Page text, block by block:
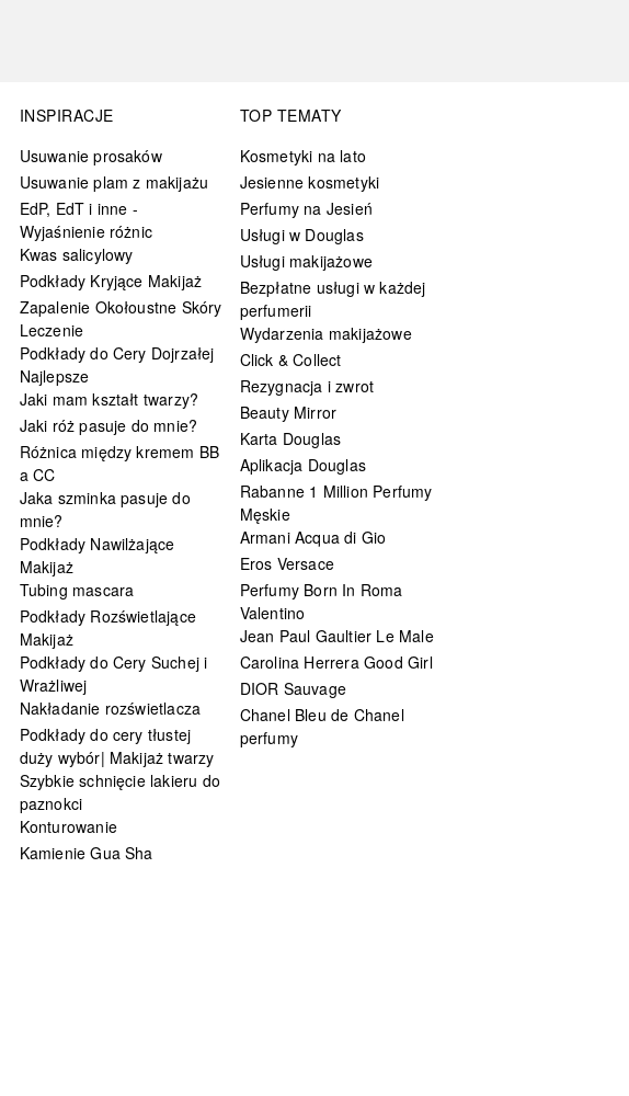
INSPIRACJE
Usuwanie prosaków
Usuwanie plam z makijażu
EdP, EdT i inne -
Wyjaśnienie różnic
Kwas salicylowy
Podkłady Kryjące Makijaż
Zapalenie Okołoustne Skóry
Leczenie
Podkłady do Cery Dojrzałej
Najlepsze
Jaki mam kształt twarzy?
Jaki róż pasuje do mnie?
Różnica między kremem BB
a CC
Jaka szminka pasuje do
mnie?
Podkłady Nawilżające
Makijaż
Tubing mascara
Podkłady Rozświetlające
Makijaż
Podkłady do Cery Suchej i
Wrażliwej
Nakładanie rozświetlacza
Podkłady do cery tłustej
duży wybór| Makijaż twarzy
Szybkie schnięcie lakieru do
paznokci
Konturowanie
Kamienie Gua Sha
TOP TEMATY
Kosmetyki na lato
Jesienne kosmetyki
Perfumy na Jesień
Usługi w Douglas
Usługi makijażowe
Bezpłatne usługi w każdej
perfumerii
Wydarzenia makijażowe
Click & Collect
Rezygnacja i zwrot
Beauty Mirror
Karta Douglas
Aplikacja Douglas
Rabanne 1 Million Perfumy
Męskie
Armani Acqua di Gio
Eros Versace
Perfumy Born In Roma
Valentino
Jean Paul Gaultier Le Male
Carolina Herrera Good Girl
DIOR Sauvage
Chanel Bleu de Chanel
perfumy